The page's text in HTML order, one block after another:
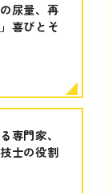
尿量、再
喜びとそ
専門家、
士の役割